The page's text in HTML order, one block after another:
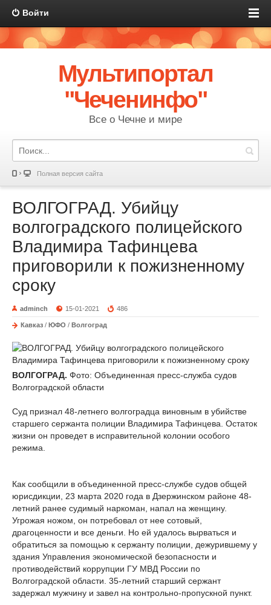
Войти
Мультипортал
"Чеченинфо"
Все о Чечне и мире
Полная версия сайта
ВОЛГОГРАД. Убийцу
волгоградского полицейского
Владимира Тафинцева
приговорили к пожизненному
сроку
adminch 15-01-2021 486
Кавказ / ЮФО / Волгоград
ВОЛГОГРАД. Фото: Объединенная пресс-служба судов
Волгоградской области
Суд признал 48-летнего волгоградца виновным в убийстве
старшего сержанта полиции Владимира Тафинцева. Остаток
жизни он проведет в исправительной колонии особого
режима.
Как сообщили в объединенной пресс-службе судов общей
юрисдикции, 23 марта 2020 года в Дзержинском районе 48-
летний ранее судимый наркоман, напал на женщину.
Угрожая ножом, он потребовал от нее сотовый,
драгоценности и все деньги. Но ей удалось вырваться и
обратиться за помощью к сержанту полиции, дежурившему у
здания Управления экономической безопасности и
противодействий коррупции ГУ МВД России по
Волгоградской области. 35-летний старший сержант
задержал мужчину и завел на контрольно-пропускной пункт.